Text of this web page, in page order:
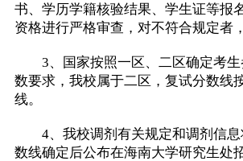
书、学历学籍核验结果、学生证等报
资格进行严格审查，对不符合规定者
3、国家按照一区、二区确定考生
数要求，我校属于二区，复试分数线
线。
4、我校调剂有关规定和调剂信息
数线确定后公布在海南大学研究生处